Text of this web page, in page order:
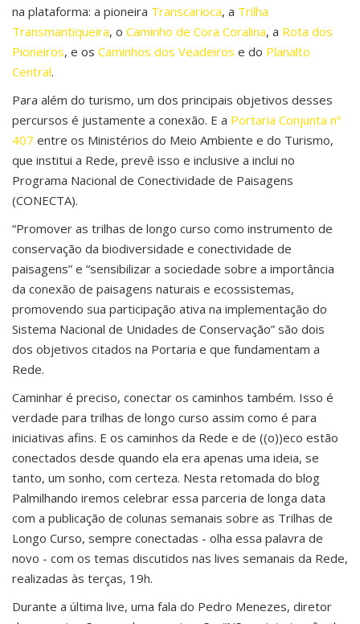
na plataforma: a pioneira Transcarioca, a Trilha
Transmantiqueira, o Caminho de Cora Coralina, a Rota dos
Pioneiros, e os Caminhos dos Veadeiros e do Planalto
Central.
Para além do turismo, um dos principais objetivos desses
percursos é justamente a conexão. E a Portaria Conjunta nº
407 entre os Ministérios do Meio Ambiente e do Turismo,
que institui a Rede, prevê isso e inclusive a inclui no
Programa Nacional de Conectividade de Paisagens
(CONECTA).
“Promover as trilhas de longo curso como instrumento de
conservação da biodiversidade e conectividade de
paisagens” e “sensibilizar a sociedade sobre a importância
da conexão de paisagens naturais e ecossistemas,
promovendo sua participação ativa na implementação do
Sistema Nacional de Unidades de Conservação” são dois
dos objetivos citados na Portaria e que fundamentam a
Rede.
Caminhar é preciso, conectar os caminhos também. Isso é
verdade para trilhas de longo curso assim como é para
iniciativas afins. E os caminhos da Rede e de ((o))eco estão
conectados desde quando ela era apenas uma ideia, se
tanto, um sonho, com certeza. Nesta retomada do blog
Palmilhando iremos celebrar essa parceria de longa data
com a publicação de colunas semanais sobre as Trilhas de
Longo Curso, sempre conectadas - olha essa palavra de
novo - com os temas discutidos nas lives semanais da Rede,
realizadas às terças, 19h.
Durante a última live, uma fala do Pedro Menezes, diretor